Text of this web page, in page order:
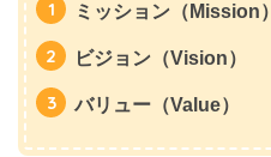
ミッション（Mission）
ビジョン（Vision）
バリュー（Value）